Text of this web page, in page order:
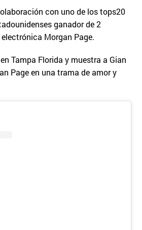
con uno de los tops20
ganador de 2
Morgan Page.
Tampa Florida y muestra a Gian
Page en una trama de amor y